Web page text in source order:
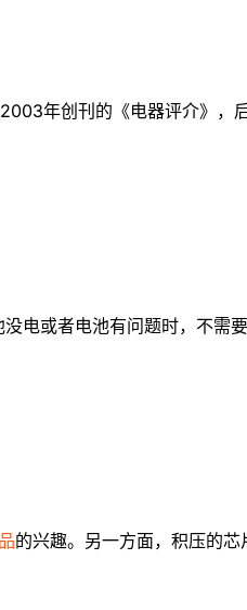
年创刊的《电器评介》，
没电或者电池有问题时，不需
的兴趣。另一方面，积压的